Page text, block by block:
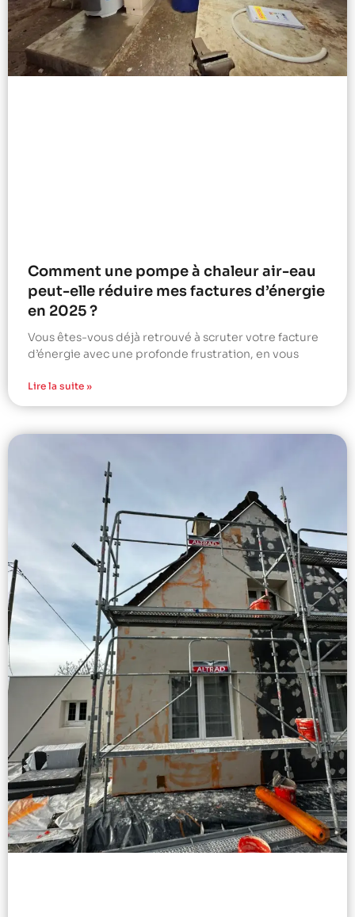
Comment une pompe à chaleur air-eau
peut-elle réduire mes factures d’énergie
en 2025 ?
Vous êtes-vous déjà retrouvé à scruter votre facture
d’énergie avec une profonde frustration, en vous
Lire la suite »